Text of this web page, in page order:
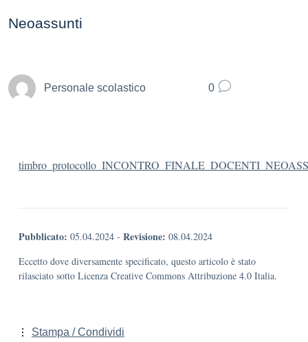
Neoassunti
Personale scolastico 0
Pubblicato: 05.04.2024 - Revisione: 08.04.2024
Eccetto dove diversamente specificato, questo articolo è stato
rilasciato sotto Licenza Creative Commons Attribuzione 4.0 Italia.
Stampa / Condividi